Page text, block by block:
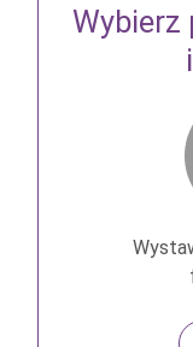
Wybierz